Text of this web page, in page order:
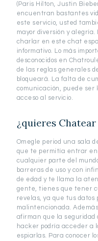
(Paris Hilton, Justin
encuentran bastantes
este servicio, usted
mayor diversión y alegría.
charlar en este chat
informativo. Lo más
desconocidos en
de las reglas generales
bloqueará. La falta de
comunicación, puede ser
acceso al servicio.
¿quieres
Omegle period una sala
que te permitía entrar en
cualquier parte del
barreras de uso y con
de edad y te llama la
gente, tienes que tener
revelas, ya que tus
malintencionada.
afirman que la seguridad
hacker podría acceder a
espiarlas. Para conocer